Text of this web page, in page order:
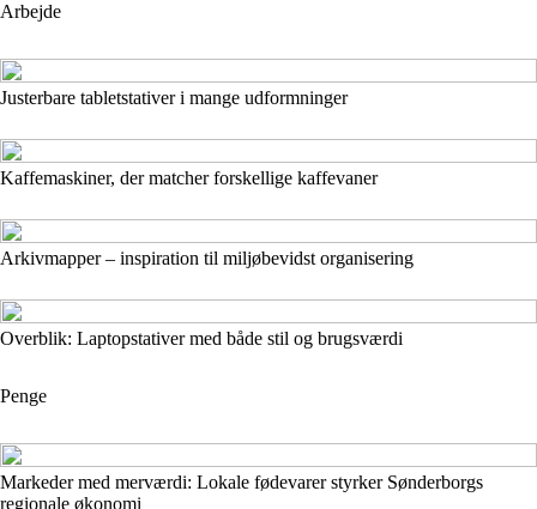
Arbejde
Justerbare tabletstativer i mange udformninger
Kaffemaskiner, der matcher forskellige kaffevaner
Arkivmapper – inspiration til miljøbevidst organisering
Overblik: Laptopstativer med både stil og brugsværdi
Penge
Markeder med merværdi: Lokale fødevarer styrker Sønderborgs
regionale økonomi